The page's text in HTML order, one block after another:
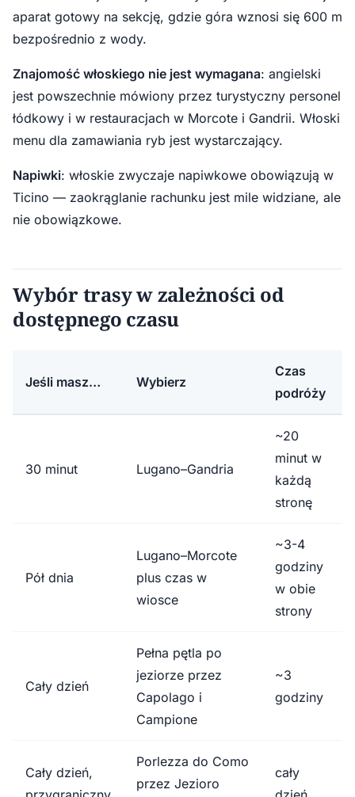
aparat gotowy na sekcję, gdzie góra wznosi się 600 m
bezpośrednio z wody.
Znajomość włoskiego nie jest wymagana: angielski
jest powszechnie mówiony przez turystyczny personel
łódkowy i w restauracjach w Morcote i Gandrii. Włoski
menu dla zamawiania ryb jest wystarczający.
Napiwki: włoskie zwyczaje napiwkowe obowiązują w
Ticino — zaokrąglanie rachunku jest mile widziane, ale
nie obowiązkowe.
Wybór trasy w zależności od
dostępnego czasu
Jeśli masz… Wybierz
Czas
podróży
30 minut Lugano–Gandria
~20
minut w
każdą
stronę
Pół dnia
Lugano–Morcote
plus czas w
wiosce
~3-4
godziny
w obie
strony
Cały dzień
Pełna pętla po
jeziorze przez
Capolago i
Campione
~3
godziny
Cały dzień,
Porlezza do Como
przez Jezioro
cały